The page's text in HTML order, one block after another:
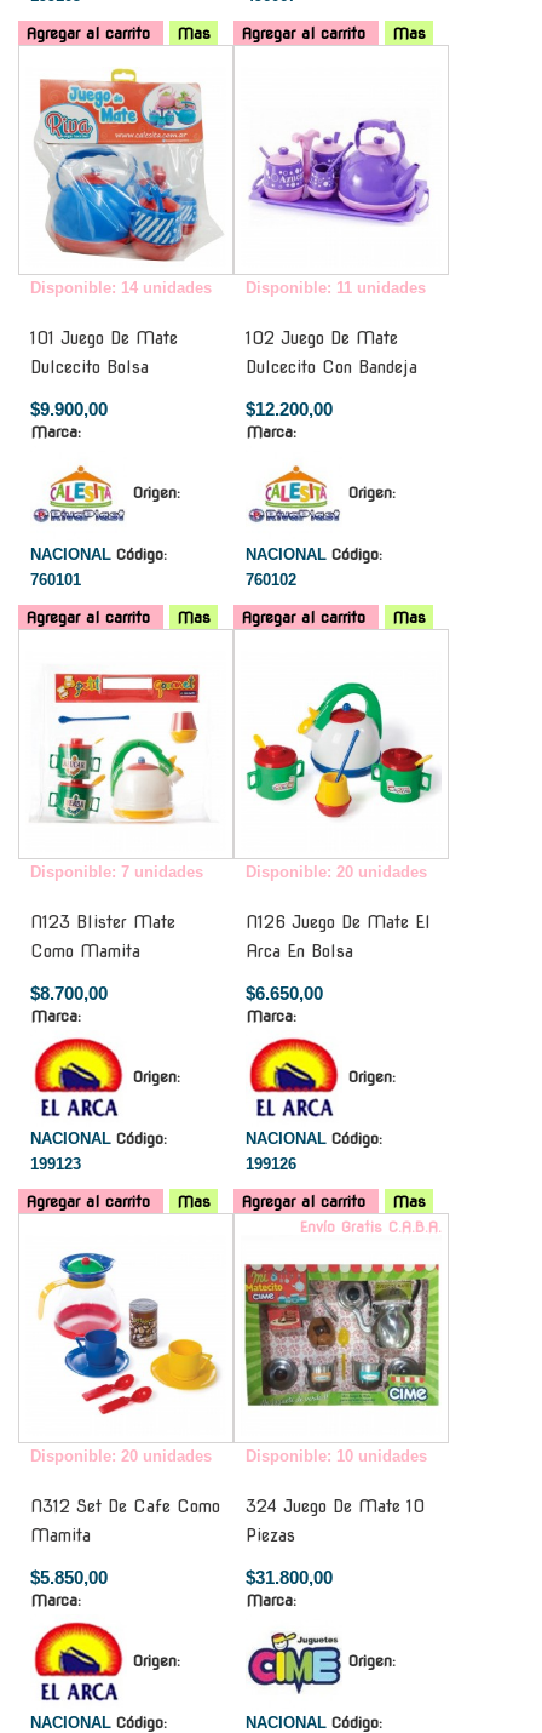
Agregar al carrito Mas Agregar al carrito
Mas
Disponible: 14 unidades
101 Juego De Mate
Dulcecito Bolsa
$9.900,00
Marca:
Origen:
NACIONAL Código:
760101
Agregar al carrito Mas
Disponible: 11 unidades
102 Juego De Mate
Dulcecito Con Bandeja
$12.200,00
Marca:
Origen:
NACIONAL Código:
760102
Agregar al carrito
Mas
Disponible: 7 unidades
N123 Blister Mate
Como Mamita
$8.700,00
Marca:
Origen:
NACIONAL Código:
199123
Agregar al carrito Mas
Disponible: 20 unidades
N126 Juego De Mate El
Arca En Bolsa
$6.650,00
Marca:
Origen:
NACIONAL Código:
199126
Agregar al carrito
Mas
Disponible: 20 unidades
N312 Set De Cafe Como
Mamita
$5.850,00
Marca:
Origen:
NACIONAL Código:
Envío Gratis C.A.B.A.
Disponible: 10 unidades
324 Juego De Mate 10
Piezas
$31.800,00
Marca:
Origen:
NACIONAL Código: